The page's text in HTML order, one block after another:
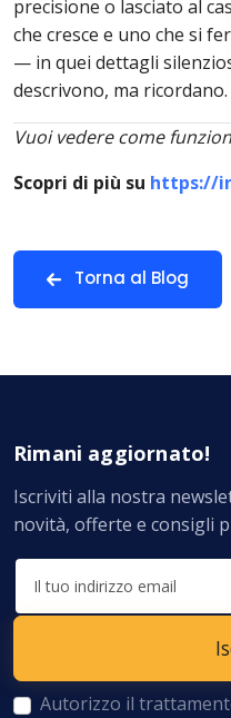
precisione o lasciato al
che cresce e uno che si
— in quei dettagli
descrivono, ma ricordano.
Vuoi vedere come
Scopri di più su https://
Torna al Blog
Rimani aggiornato!
Iscriviti alla nostra
novità, offerte e consigli
Autorizzo il